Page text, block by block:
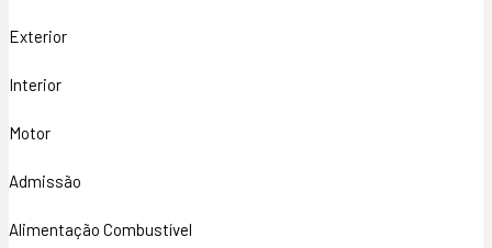
Exterior
Interior
Motor
Admissão
Alimentação Combustível